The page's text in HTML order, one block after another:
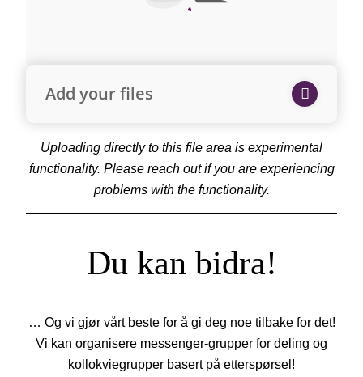
Add your files
Uploading directly to this file area is experimental
functionality. Please reach out if you are experiencing
problems with the functionality.
Du kan bidra!
… Og vi gjør vårt beste for å gi deg noe tilbake for det!
Vi kan organisere messenger-grupper for deling og
kollokviegrupper basert på etterspørsel!